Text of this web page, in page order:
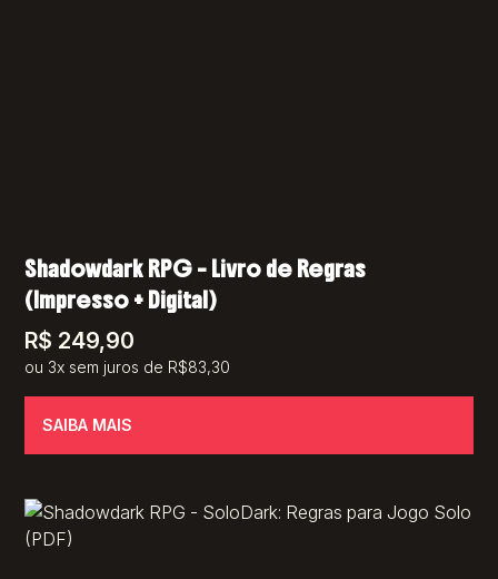
Shadowdark RPG – Livro de Regras
(Impresso + Digital)
R$ 249,90
ou 3x sem juros de R$83,30
SAIBA MAIS